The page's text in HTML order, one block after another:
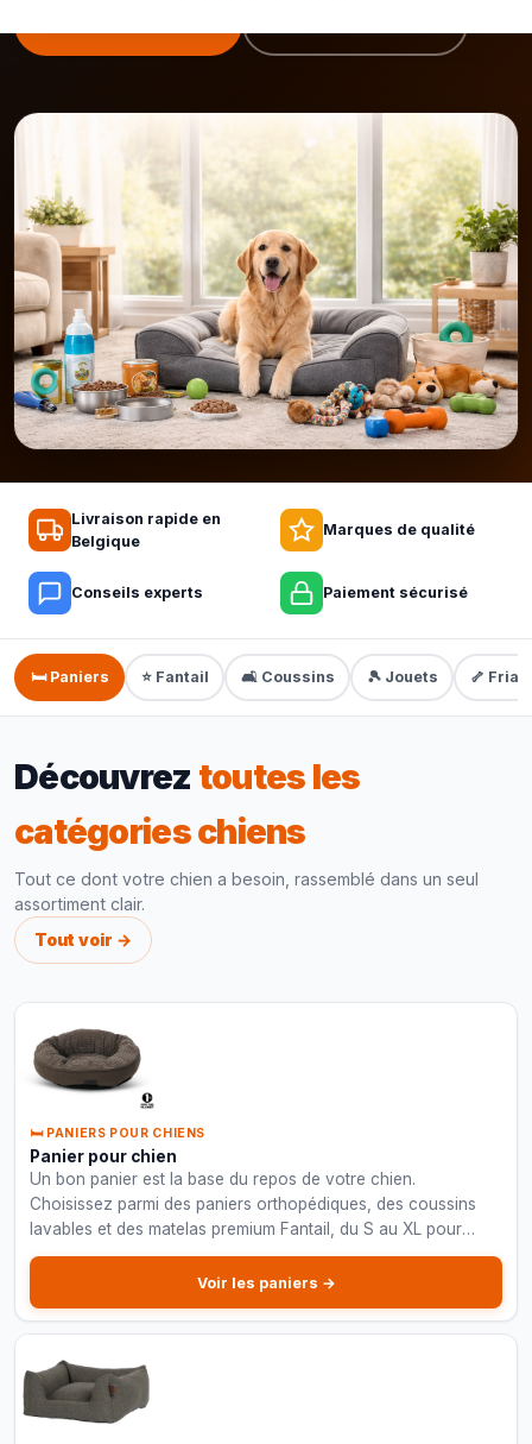
Livraison rapide en
Belgique
Marques de qualité
Conseils experts Paiement sécurisé
🛏️ Paniers ⭐ Fantail 🛋️ Coussins 🎾 Jouets 🦴
Découvrez toutes les
catégories chiens
Tout ce dont votre chien a besoin, rassemblé dans un seul
assortiment clair.
Tout voir →
🛏️ PANIERS POUR CHIENS
Panier pour chien
Un bon panier est la base du repos de votre chien.
Choisissez parmi des paniers orthopédiques, des coussins
lavables et des matelas premium Fantail, du S au XL pour
chaque race.
Voir les paniers →